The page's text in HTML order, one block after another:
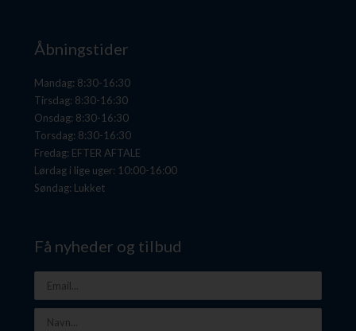
Åbningstider
Mandag: 8:30-16:30
Tirsdag: 8:30-16:30
Onsdag: 8:30-16:30
Torsdag: 8:30-16:30
Fredag: EFTER AFTALE
Lørdag i lige uger: 10:00-16:00
Søndag: Lukket
Få nyheder og tilbud